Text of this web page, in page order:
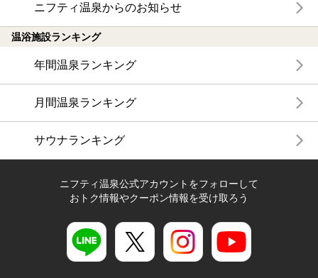
ニフティ温泉からのお知らせ
温浴施設ランキング
年間温泉ランキング
月間温泉ランキング
サウナランキング
ニフティ温泉公式アカウントをフォローして
おトク情報やクーポン情報を受け取ろう